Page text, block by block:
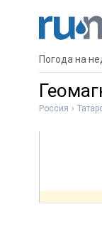
Погода на
Россия